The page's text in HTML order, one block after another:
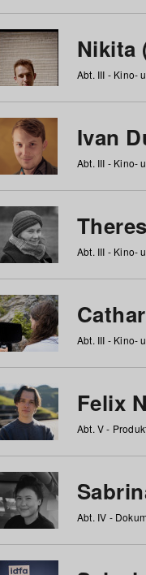
Nikita
Abt. III - Kino-
Ivan
Abt. III - Kino-
Abt. III - Kino-
Abt. III - Kino-
Felix
Abt. V -
Abt. IV -